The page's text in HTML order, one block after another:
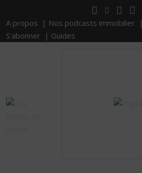
A propos | Nos podcasts immobilier |
S'abonner | Guides